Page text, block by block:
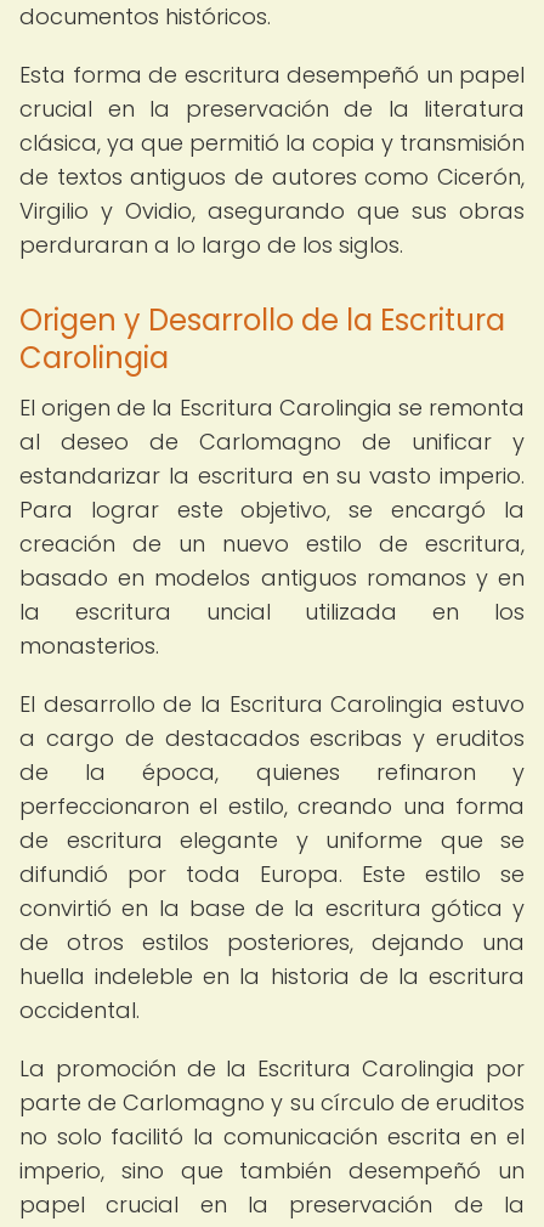
documentos históricos.
Esta forma de escritura desempeñó un papel
crucial en la preservación de la literatura
clásica, ya que permitió la copia y transmisión
de textos antiguos de autores como Cicerón,
Virgilio y Ovidio, asegurando que sus obras
perduraran a lo largo de los siglos.
Origen y Desarrollo de la Escritura
Carolingia
El origen de la Escritura Carolingia se remonta
al deseo de Carlomagno de unificar y
estandarizar la escritura en su vasto imperio.
Para lograr este objetivo, se encargó la
creación de un nuevo estilo de escritura,
basado en modelos antiguos romanos y en
la escritura uncial utilizada en los
monasterios.
El desarrollo de la Escritura Carolingia estuvo
a cargo de destacados escribas y eruditos
de la época, quienes refinaron y
perfeccionaron el estilo, creando una forma
de escritura elegante y uniforme que se
difundió por toda Europa. Este estilo se
convirtió en la base de la escritura gótica y
de otros estilos posteriores, dejando una
huella indeleble en la historia de la escritura
occidental.
La promoción de la Escritura Carolingia por
parte de Carlomagno y su círculo de eruditos
no solo facilitó la comunicación escrita en el
imperio, sino que también desempeñó un
papel crucial en la preservación de la